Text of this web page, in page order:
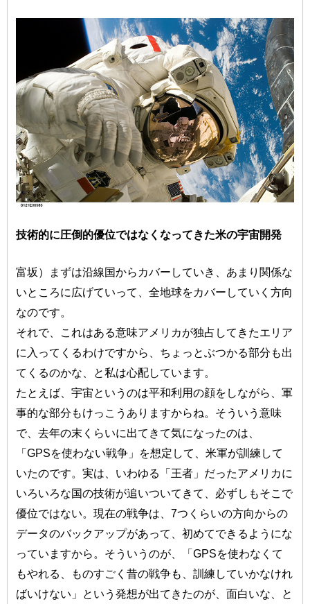
技術的に圧倒的優位ではなくなってきた米の宇宙開発
富坂）まずは沿線国からカバーしていき、あまり関係な
いところに広げていって、全地球をカバーしていく方向
なのです。
それで、これはある意味アメリカが独占してきたエリア
に入ってくるわけですから、ちょっとぶつかる部分も出
てくるのかな、と私は心配しています。
たとえば、宇宙というのは平和利用の顔をしながら、軍
事的な部分もけっこうありますからね。そういう意味
で、去年の末くらいに出てきて気になったのは、
「GPSを使わない戦争」を想定して、米軍が訓練して
いたのです。実は、いわゆる「王者」だったアメリカに
いろいろな国の技術が追いついてきて、必ずしもそこで
優位ではない。現在の戦争は、7つくらいの方向からの
データのバックアップがあって、初めてできるようにな
っていますから。そういうのが、「GPSを使わなくて
もやれる、ものすごく昔の戦争も、訓練していかなけれ
ばいけない」という発想が出てきたのが、面白いな、と